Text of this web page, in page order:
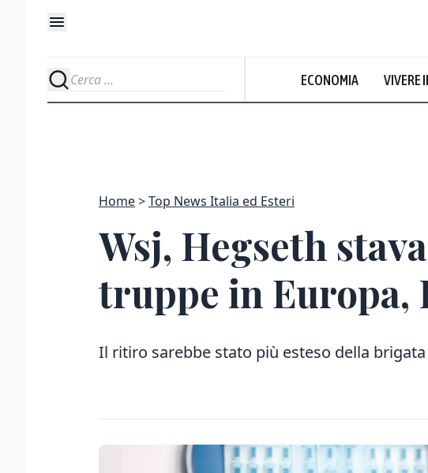
ECONOMIA VIVERE
Home Top News Italia ed Esteri
Wsj, Hegseth
truppe in Europa,
Il ritiro sarebbe stato più esteso della